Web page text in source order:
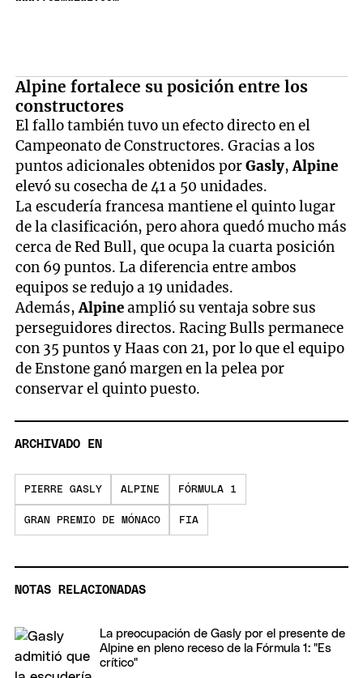
Alpine fortalece su posición entre los
constructores
El fallo también tuvo un efecto directo en el
Campeonato de Constructores. Gracias a los
puntos adicionales obtenidos porGasly,Alpine
elevó su cosecha de 41 a 50 unidades.
La escudería francesa mantiene el quinto lugar
de la clasificación, pero ahora quedó mucho más
cerca de Red Bull, que ocupa la cuarta posición
con 69 puntos. La diferencia entre ambos
equipos se redujo a 19 unidades.
Además,Alpineamplió su ventaja sobre sus
perseguidores directos. Racing Bulls permanece
con 35 puntos y Haas con 21, por lo que el equipo
de Enstone ganó margen en la pelea por
conservar el quinto puesto.
ARCHIVADO EN
PIERRE GASLY ALPINE FÓRMULA 1
GRAN PREMIO DE MÓNACO FIA
NOTAS RELACIONADAS
La preocupación de Gasly por el presente de
Alpine en pleno receso de la Fórmula 1: "Es
crítico"